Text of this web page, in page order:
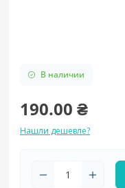
В наличии
190.00 ₴
Нашли дешевле?